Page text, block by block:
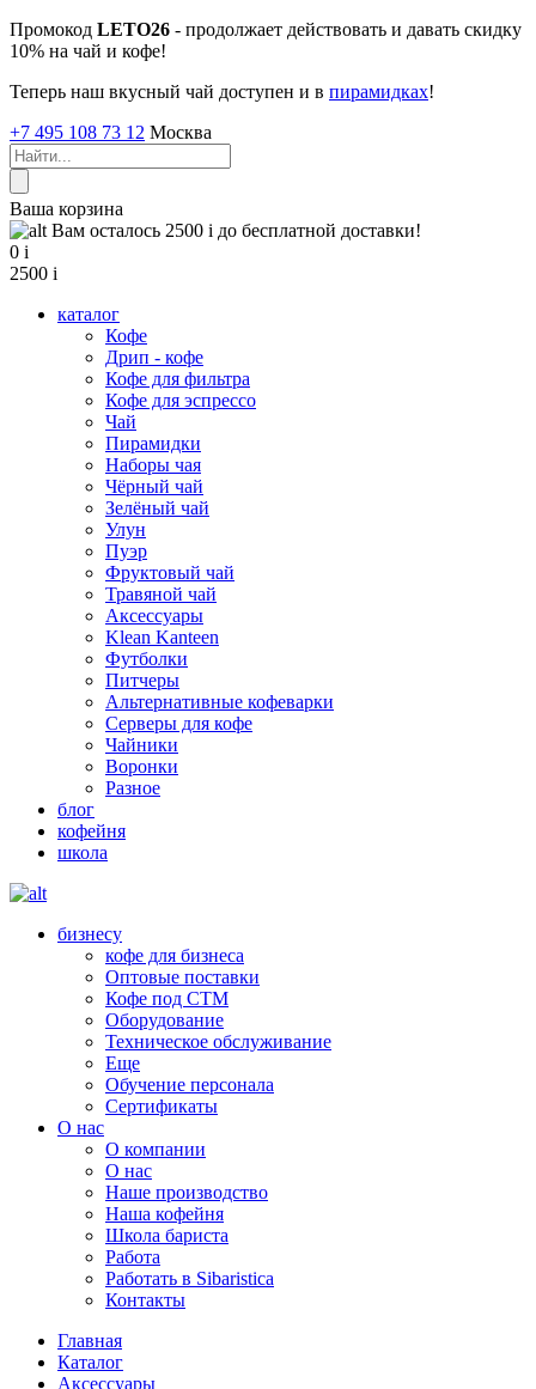
Промокод LETO26 - продолжает действовать и давать скидку
10% на чай и кофе!
Теперь наш вкусный чай доступен и в пирамидках!
+7 495 108 73 12 Москва
Ваша корзина
Вам осталось 2500 i до бесплатной доставки!
0 i
2500 i
каталог
Кофе
Дрип - кофе
Кофе для фильтра
Кофе для эспрессо
Чай
Пирамидки
Наборы чая
Чёрный чай
Зелёный чай
Улун
Пуэр
Фруктовый чай
Травяной чай
Аксессуары
Klean Kanteen
Футболки
Питчеры
Альтернативные кофеварки
Серверы для кофе
Чайники
Воронки
Разное
блог
кофейня
школа
бизнесу
кофе для бизнеса
Оптовые поставки
Кофе под СТМ
Оборудование
Техническое обслуживание
Еще
Обучение персонала
Сертификаты
О нас
O компании
О нас
Наше производство
Наша кофейня
Школа бариста
Работа
Работать в Sibaristica
Контакты
Главная
Каталог
Аксессуары